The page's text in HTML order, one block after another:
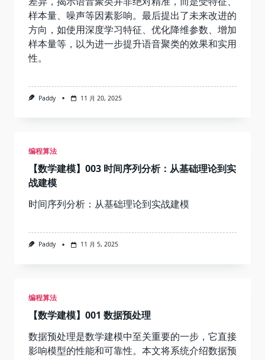
样本量、噪声等因素影响。最后提出了未来改进的
方向，如使用深度学习特征、优化降维参数、增加
样本量等，以为进一步提升语音聚类的效果和实用
性。
Paddy 11 月 20, 2025
编程算法
【数学建模】003 时间序列分析：从基础理论到实
战建模
时间序列分析：从基础理论到实战建模
Paddy 11 月 5, 2025
编程算法
【数学建模】001 数据预处理
数据预处理是数学建模中至关重要的一步，它直接
影响模型的性能和可靠性。本文将系统介绍数据预